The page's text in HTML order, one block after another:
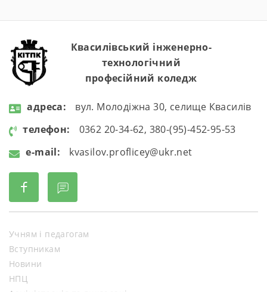
дитячого дорожньо-транспортного
щодо […]
Квасилівський інженерно-
технологічний
професійний коледж
aдресa:
вул. Молодіжна 30, селище Квасилів
телефон:
0362 20-34-62, 380-(95)-452-95-53
e-mail:
kvasilov.proflicey@ukr.net
Учням і педагогам
Вступникам
Новини
НПЦ